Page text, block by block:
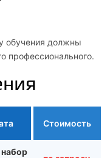
обучения должны
профессионального.
Стоимость